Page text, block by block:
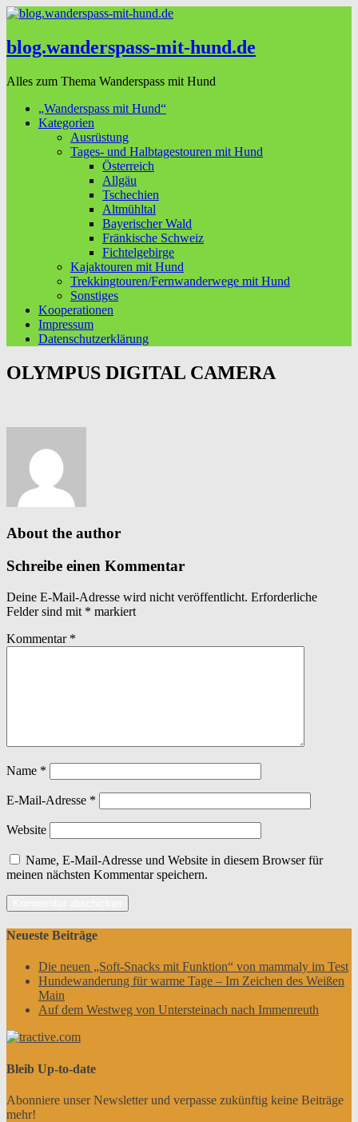
blog.wanderspass-mit-hund.de
Alles zum Thema Wanderspass mit Hund
„Wanderspass mit Hund“
Kategorien
Ausrüstung
Tages- und Halbtagestouren mit Hund
Österreich
Allgäu
Tschechien
Altmühltal
Bayerischer Wald
Fränkische Schweiz
Fichtelgebirge
Kajaktouren mit Hund
Trekkingtouren/Fernwanderwege mit Hund
Sonstiges
Kooperationen
Impressum
Datenschutzerklärung
OLYMPUS DIGITAL CAMERA
About the author
Schreibe einen Kommentar
Deine E-Mail-Adresse wird nicht veröffentlicht. Erforderliche
Felder sind mit * markiert
Kommentar *
Name *
E-Mail-Adresse *
Website
Name, E-Mail-Adresse und Website in diesem Browser für
meinen nächsten Kommentar speichern.
Neueste Beiträge
Die neuen „Soft-Snacks mit Funktion“ von mammaly im Test
Hundewanderung für warme Tage – Im Zeichen des Weißen
Main
Auf dem Westweg von Untersteinach nach Immenreuth
Bleib Up-to-date
Abonniere unser Newsletter und verpasse zukünftig keine Beiträge
mehr!